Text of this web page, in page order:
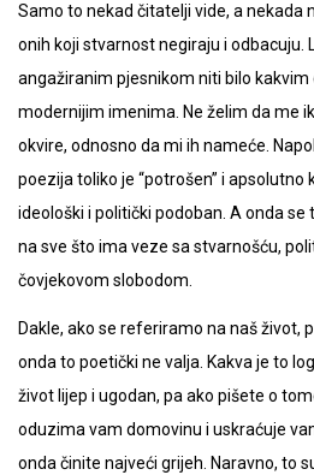
Samo to nekad čitatelji vide, a nekada
onih koji stvarnost negiraju i odbacuju.
angažiranim pjesnikom niti bilo kakvim
modernijim imenima. Ne želim da me
okvire, odnosno da mi ih nameće.
poezija toliko je “potrošen” i apsolutno
ideološki i politički podoban. A onda
na sve što ima veze sa stvarnošću,
čovjekovom slobodom.
Dakle, ako se referiramo na naš život,
onda to poetički ne valja. Kakva je to
život lijep i ugodan, pa ako pišete o
oduzima vam domovinu i uskraćuje
onda činite najveći grijeh. Naravno, to